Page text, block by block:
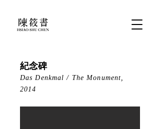
紀念碑
Das Denkmal / The Monument,
2014